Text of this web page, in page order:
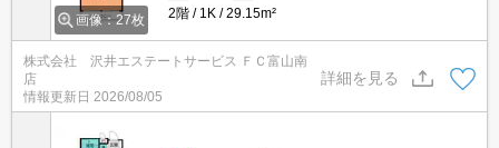
画像：27枚
2階
1K 29.15m²
株式会社 沢井エステートサービス ＦＣ富山南
店
情報更新日 2026/08/05
詳細を見る